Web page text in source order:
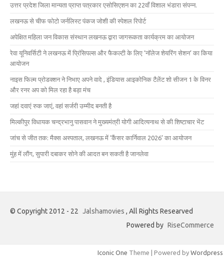
उत्तर प्रदेश जिला मान्यता प्राप्त पत्रकार एसोसिएशन का 22वाँ विशाल भंडारा संपन्न.
लखनऊ से चीफ फोटो जर्नलिस्ट पंकज जोशी की स्पेशल रिपोर्ट
अपेक्षित महिला जन विकास संस्थान लखनऊ द्वारा जागरूकता कार्यक्रम का आयोजन
रेवा यूनिवर्सिटी ने लखनऊ में प्रिंसिपल्स और फैकल्टी के लिए ‘नॉलेज शेयरिंग सेशन’ का किया
आयोजन
नाइस फिल्म प्रोडक्शन ने निभाए अपने वादे , इंडियास आइकोनिक टैलेंट शो सीजन 1 के विनर
और रनर अप को मिल रहा है बड़ा मंच
जहां दवाएं रुक जाएं, वहां सर्जरी उम्मीद बनती है
मिल्कीपुर विधायक चन्द्रभानु पासवान ने मुख्यमंत्री योगी आदित्यनाथ से की शिष्टाचार भेंट
जांच से जीत तक: मैक्स अस्पताल, लखनऊ में ‘कैंसर कार्निवाल 2026’ का आयोजन
मुंह में लौंग, सुपारी दबाकर सोने की आदत बन सकती है जानलेवा
© Copyright 2012 - 22 Jalshamovies , All Rights Researved
Powered by RiseCommerce
Iconic One Theme | Powered by Wordpress